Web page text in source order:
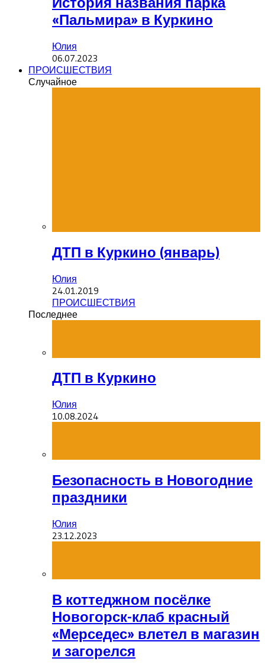
«Пальмира» в Куркино
Юлия
06.07.2023
ПРОИСШЕСТВИЯ
Случайное
ДТП в Куркино (январь)
Юлия
24.01.2019
ПРОИСШЕСТВИЯ
Последнее
ДТП в Куркино
Юлия
10.08.2024
Безопасность в Новогодние
праздники
Юлия
23.12.2023
В коттеджном посёлке
Новогорск-клаб красный
«Мерседес» влетел в магазин
и загорелся